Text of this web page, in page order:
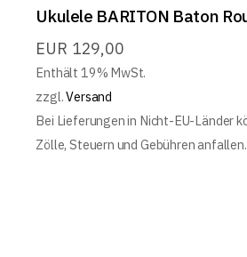
Ukulele BARITON Baton
EUR 129,00
Enthält 19% MwSt.
zzgl.Versand
Bei Lieferungen in Nicht-EU-Länder
Zölle, Steuern und Gebühren anfallen.